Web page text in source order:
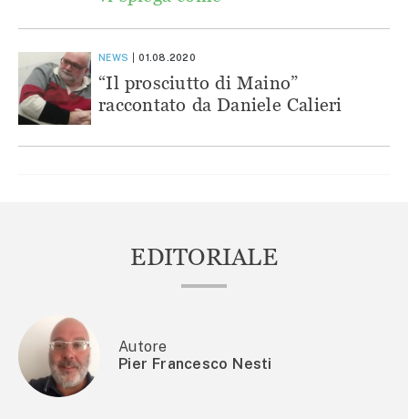
NEWS 01.08.2020
“Il prosciutto di Maino”
raccontato da Daniele Calieri
EDITORIALE
Autore
Pier Francesco Nesti